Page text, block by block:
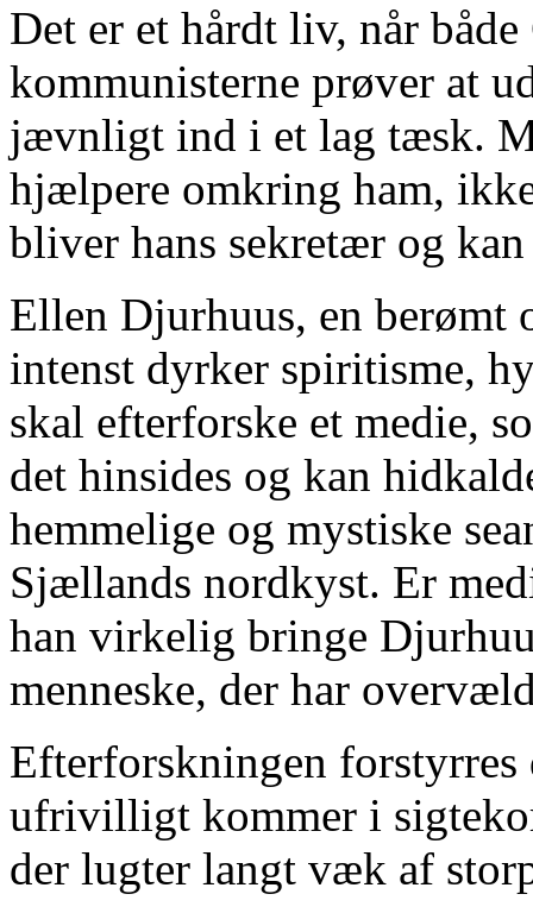
Det er et hårdt liv, når
kommunisterne prøver at
jævnligt ind i et lag tæsk.
hjælpere omkring ham,
bliver hans sekretær og
Ellen Djurhuus, en berømt
intenst dyrker spiritisme,
skal efterforske et medie,
det hinsides og kan
hemmelige og mystiske
Sjællands nordkyst. Er
han virkelig bringe
menneske, der har
Efterforskningen
ufrivilligt kommer i
der lugter langt væk af